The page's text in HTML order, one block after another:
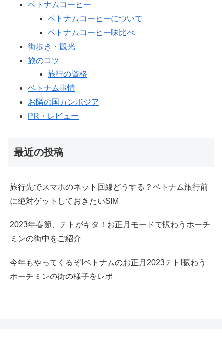
ベトナムコーヒー
ベトナムコーヒーについて
ベトナムコーヒー味比べ
街歩き・観光
旅のコツ
旅行の資格
ベトナム事情
お隣の国カンボジア
PR・レビュー
最近の投稿
旅行先でスマホのネット回線どうする？ベトナム旅行前
に絶対ゲットしておきたいSIM
2023年春節、テトがキタ！お正月モードで賑わうホーチ
ミンの街中をご紹介
今年もやってくるぞ!ベトナムのお正月2023テト!賑わう
ホーチミンの街の様子をレポ